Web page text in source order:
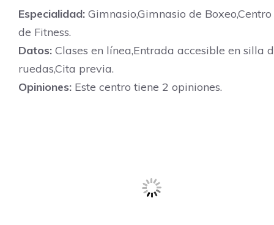
Especialidad: Gimnasio,Gimnasio de Boxeo,Centro
de Fitness.
Datos: Clases en línea,Entrada accesible en silla
ruedas,Cita previa.
Opiniones: Este centro tiene 2 opiniones.